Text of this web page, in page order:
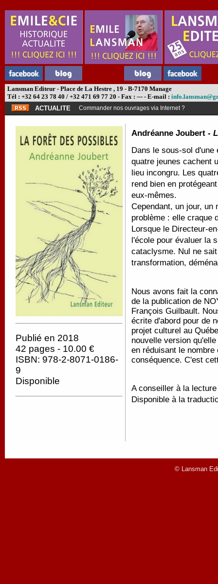
Lansman Editeur - Place de La Hestre , 19 - B-7170 Manage
Tél : +32 64 23 78 40 / +32 471 69 77 20 - Fax : --- - E-mail :
ACTUALITE
Commander nos ouvrages via Internet ?
Publié en 2018
42 pages - 10.00 €
ISBN: 978-2-8071-0186-
9
Disponible
Andréanne Joubert -
Dans le sous-sol
quatre jeunes cachent
lieu incongru. Les
rend bien en
eux-mêmes.
Cependant, un jour, un
problème : elle craque
Lorsque le Directeur-
l'école pour évaluer la
cataclysme. Nul ne
transformation,
Nous avons fait la
de la publication de
François Guilbault.
écrite d'abord pour de
projet culturel au
nouvelle version
en réduisant le
conséquence. C'est
A conseiller à la
Disponible à la
© Lansman